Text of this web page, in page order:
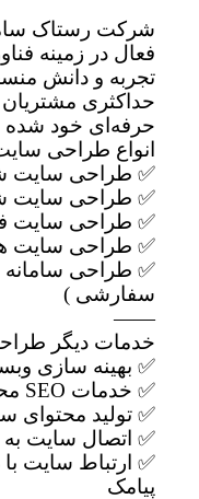
شرکت رستاک سامانه
تجربه و دانش
حداکثری مشتریان
حرفه‌ای خود شده
انواع طراحی سایت و
✅ طراحی سایت
✅ طراحی سایت
✅ طراحی سایت
✅ طراحی سایت های
✅ طراحی سامانه
سفارشی )
——
خدمات دیگر طراحی
✅ بهینه سازی
✅ خدمات SEO محتوای سایت
✅ تولید محتوای سایت
✅ اتصال سایت به
✅ ارتباط سایت با
پیامک